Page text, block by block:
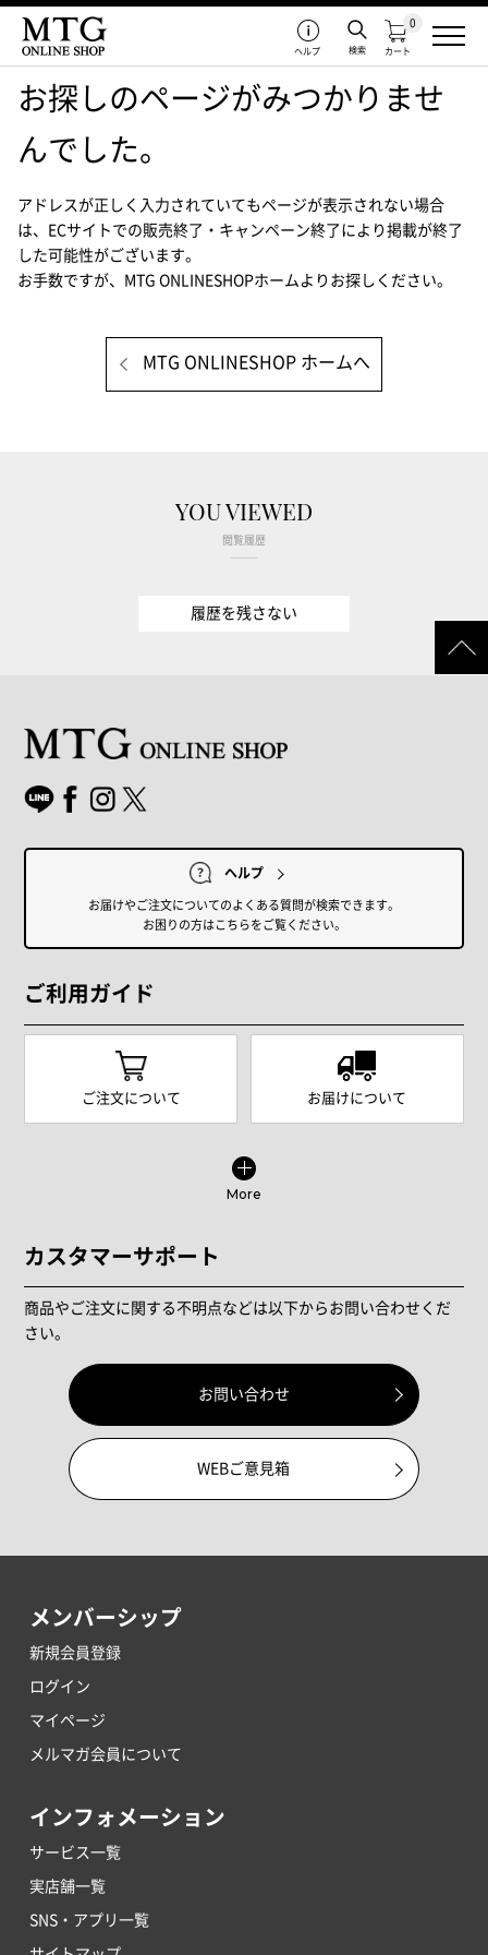
カート
0
検索
ヘルプ
お探しのページがみつかりませ
んでした。
アドレスが正しく入力されていてもページが表示されない場合
は、
ECサイトでの販売終了・キャンペーン終了により掲載が終了
した可能性がございます。
お手数ですが、MTG ONLINESHOPホームよりお探しください。
MTG ONLINESHOP ホームへ
YOU VIEWED
閲覧履歴
履歴を残さない
ヘルプ
お届けやご注文についてのよくある質問が検索できます。
お困りの方はこちらをご覧ください。
ご利用ガイド
ご注文について お届けについて
More
カスタマーサポート
商品やご注文に関する不明点などは以下からお問い合わせくだ
さい。
お問い合わせ
WEBご意見箱
メンバーシップ
新規会員登録
ログイン
マイページ
メルマガ会員について
インフォメーション
サービス一覧
実店舗一覧
SNS・アプリ一覧